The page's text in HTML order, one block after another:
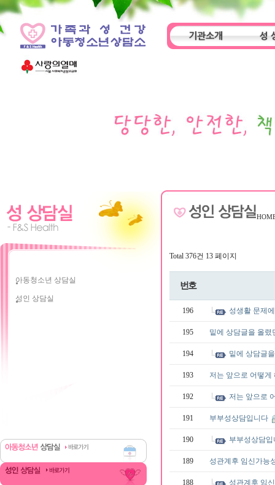
기관소개 성
아동청소년 상담실
성인 상담실
Total 376건 13 페이지
번호
196 성생활 문제
195 밑에 상담글을 올
194 밑에 상담글
193 저는 앞으로 어떻게
192 저는 앞으로
191 부부성상담입니다
190 부부성상담
189 성관계후 임신가능
188 성관계후 임